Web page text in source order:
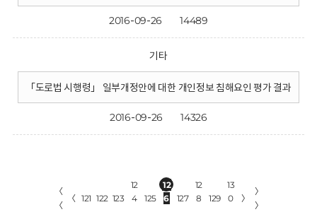
2016-09-26 14489
기타
「도로법 시행령」 일부개정안에 대한 개인정보 침해요인 평가 결과
2016-09-26 14326
〈
〈
〈 121 122 123
12
4
125
12
6
127
12
8
129
13
0
〉
〉
〉